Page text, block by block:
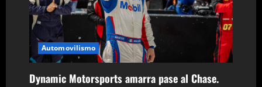
Automovilismo
Dynamic Motorsports amarra pase al Chase.